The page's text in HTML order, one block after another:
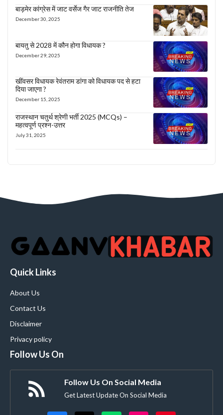
बाड़मेर कांग्रेस में जाट वर्सेज गैर जाट राजनीति तेज
December 30, 2025
बायतु से 2028 में कौन होगा विधायक ?
December 29, 2025
खींवसर विधायक रेवंतराम डांगा को विधायक पद से हटा
दिया जाएगा ?
December 15, 2025
राजस्थान चतुर्थ श्रेणी भर्ती 2025 (MCQs) –
महत्वपूर्ण प्रश्न-उत्तर
July 31, 2025
Quick Links
About Us
Contact Us
Disclaimer
Privacy policy
Follow Us On
Follow Us On Social Media
Get Latest Update On Social Media